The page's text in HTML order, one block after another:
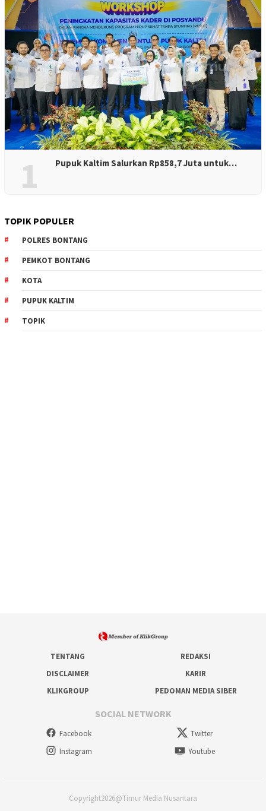
1 Pupuk Kaltim Salurkan Rp858,7 Juta untuk…
TOPIK POPULER
POLRES BONTANG
PEMKOT BONTANG
KOTA
PUPUK KALTIM
TOPIK
TENTANG
REDAKSI
DISCLAIMER
KARIR
KLIKGROUP
PEDOMAN MEDIA SIBER
SOCIAL NETWORK
Facebook
Twitter
Instagram
Youtube
Copyright2026@Timur Media Nusantara